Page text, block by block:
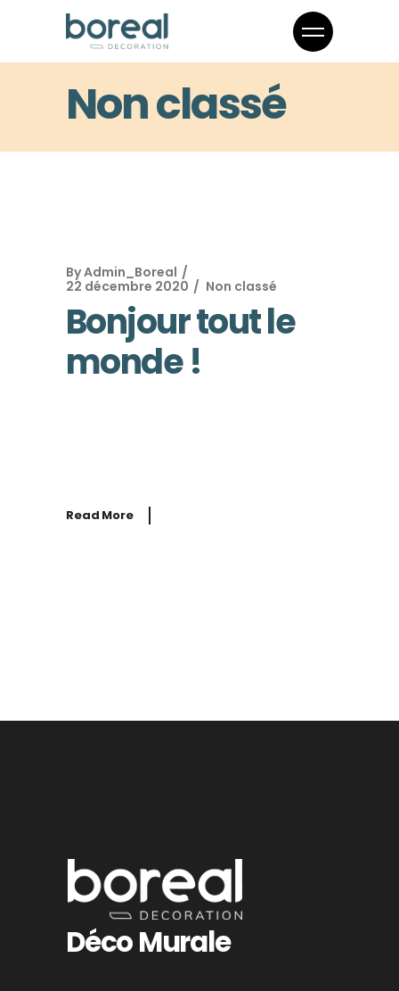
Non classé
ByAdmin_Boreal
22 décembre 2020
Non classé
Bonjour tout le
monde !
Read More
Déco Murale